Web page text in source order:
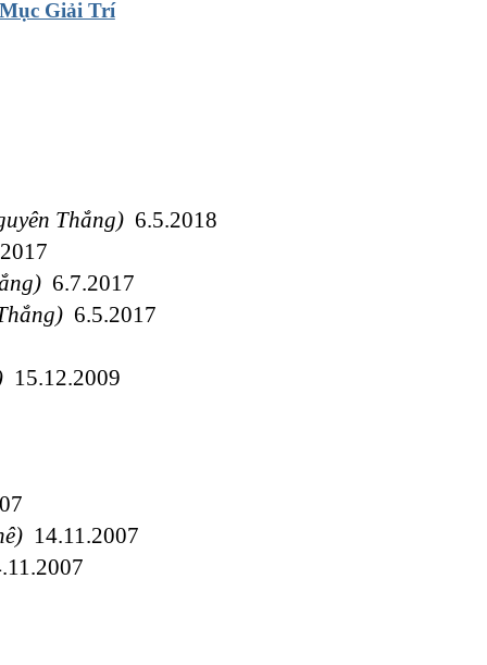
Giải Trí
Thắng) 6.5.2018
6.7.2017
6.5.2017
15.12.2009
14.11.2007